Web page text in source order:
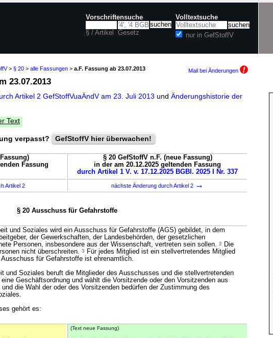
Vorschriftensuche
§ / Artikel Gesetz
Volltextsuche
nur in GefStoffV
> § 20 > alle Fassungen > a.F. Fassung ab 23.07.2013 Mail bei Änderungen
23.07.2013
Artikel 2 GefStoffVuaÄndV am 23. Juli 2013 und Änderungshistorie der
Text
verpasst? GefStoffV hier überwachen!
Fassung
§ 20 GefStoffV n.F. (neue Fassung)
in der am 20.12.2025 geltenden Fassung
durch Artikel 1 V. v. 17.12.2025 BGBl. 2025 I Nr. 337
Artikel 2 nächste Änderung durch Artikel 2 →
§ 20 Ausschuss für Gefahrstoffe
und Soziales wird ein Ausschuss für Gefahrstoffe (AGS) gebildet, in dem
der Gewerkschaften, der Landesbehörden, der gesetzlichen
Personen, insbesondere aus der Wissenschaft, vertreten sein sollen. 2
Die
nicht überschreiten. 3
Für jedes Mitglied ist ein stellvertretendes Mitglied
für Gefahrstoffe ist ehrenamtlich.
und Soziales beruft die Mitglieder des Ausschusses und die stellvertretenden
Geschäftsordnung und wählt die Vorsitzende oder den Vorsitzenden aus
die Wahl der oder des Vorsitzenden bedürfen der Zustimmung des
gehört es:
(Text neue Fassung)